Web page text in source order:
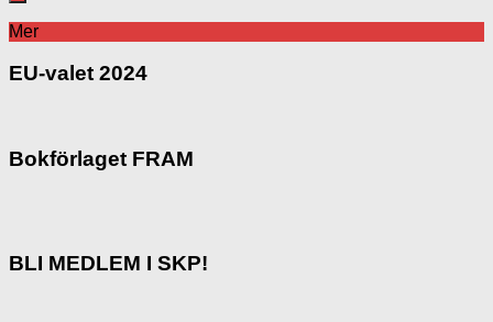
Mer
EU-valet 2024
Bokförlaget FRAM
BLI MEDLEM I SKP!